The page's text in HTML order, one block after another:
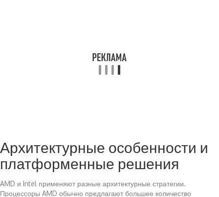
Архитектурные особенности и
платформенные решения
AMD и Intel применяют разные архитектурные стратегии.
Процессоры AMD обычно предлагают большее количество